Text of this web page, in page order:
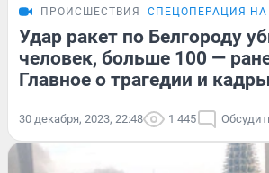
ПРОИСШЕСТВИЯ СПЕЦОПЕРАЦИЯ НА
Удар ракет по Белгороду
человек, больше 100 —
Главное о трагедии и
30 декабря, 2023, 22:48 1 445